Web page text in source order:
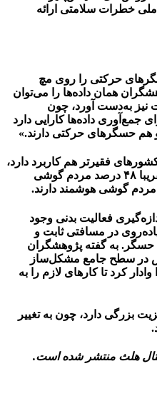
خطرات سلامتی ارائه
حرکتی را روی مچ
همان داده‌ها را می‌توان
نیز به‌دست آورد، چون
جمع‌آوری داده‌ها کارایی دارد
هم حسگرهای حرکتی دارند.»
فقیرتر هم کاربرد دارد،
حتی در جنوب صحرای آفریقا که تقریبا ۴۸ درصد مردم گوشی
فعالیت بدنی وجود
در مسافتی ثابت و
حسگر. به گفته پژوهشگران
در سطح جامع مشکل‌ساز
کرد تا کارهای لازم را به
بزرگی دارد، چون به تغییر
هلث منتشر شده است.